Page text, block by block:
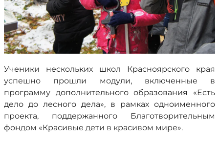
Ученики нескольких школ Красноярского края
успешно прошли модули, включенные в
программу дополнительного образования «Есть
дело до лесного дела», в рамках одноименного
проекта, поддержанного Благотворительным
фондом «Красивые дети в красивом мире».